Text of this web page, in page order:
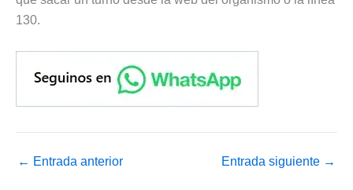
130.
← Entrada anterior Entrada siguiente →